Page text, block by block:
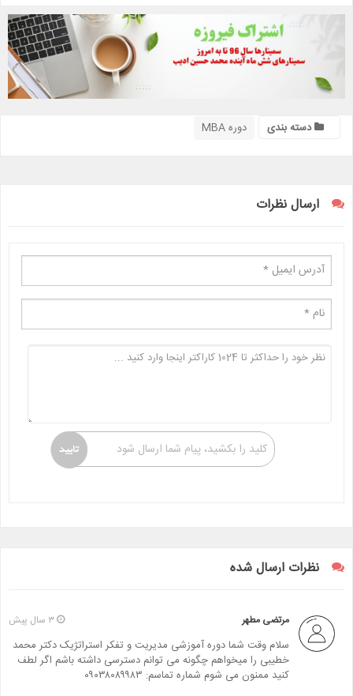
دسته بندی دوره MBA
ارسال نظرات
کلید را بکشید، پیام شما ارسال شود
نظرات ارسال شده
مرتضی مطهر
سلام وقت شما دوره آموزشی مدیریت و تفکر استراتژیک دکتر محمد
خطیبی را میخواهم چگونه می توانم دسترسی داشته باشم اگر لطف
کنید ممنون می شوم شماره تماسم: ۰۹۰۳۸۰۸۹۹۸۳